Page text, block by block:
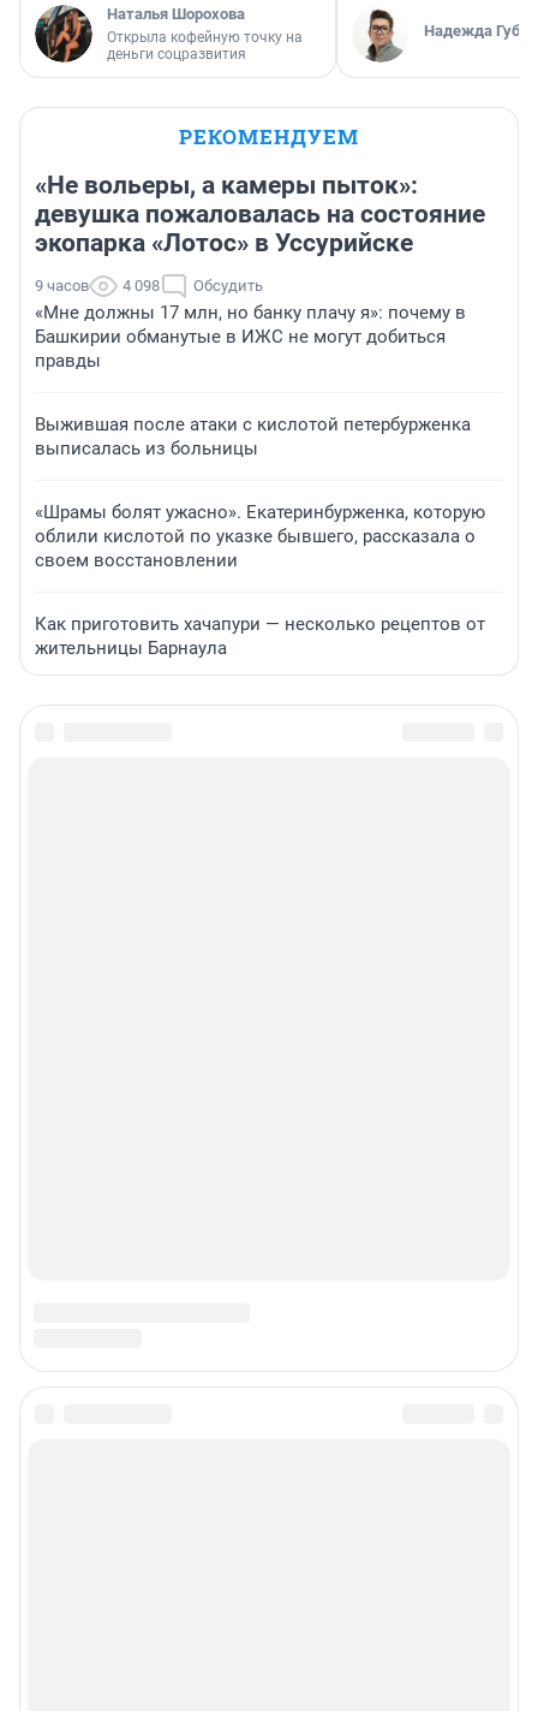
Наталья Шорохова
Открыла кофейную точку на
деньги соцразвития
Надежда
РЕКОМЕНДУЕМ
«Не вольеры, а камеры пыток»:
девушка пожаловалась на состояние
экопарка «Лотос» в Уссурийске
9 часов 4 098 Обсудить
«Мне должны 17 млн, но банку плачу я»: почему в
Башкирии обманутые в ИЖС не могут добиться
правды
Выжившая после атаки с кислотой петербурженка
выписалась из больницы
«Шрамы болят ужасно». Екатеринбурженка, которую
облили кислотой по указке бывшего, рассказала о
своем восстановлении
Как приготовить хачапури — несколько рецептов от
жительницы Барнаула